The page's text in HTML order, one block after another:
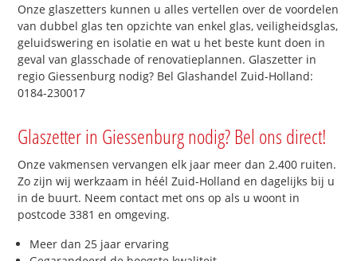
Onze glaszetters kunnen u alles vertellen over de voordelen
van dubbel glas ten opzichte van enkel glas, veiligheidsglas,
geluidswering en isolatie en wat u het beste kunt doen in
geval van glasschade of renovatieplannen. Glaszetter in
regio Giessenburg nodig? Bel Glashandel Zuid-Holland:
0184-230017
Glaszetter in Giessenburg nodig? Bel ons direct!
Onze vakmensen vervangen elk jaar meer dan 2.400 ruiten.
Zo zijn wij werkzaam in héél Zuid-Holland en dagelijks bij u
in de buurt. Neem contact met ons op als u woont in
postcode 3381 en omgeving.
Meer dan 25 jaar ervaring